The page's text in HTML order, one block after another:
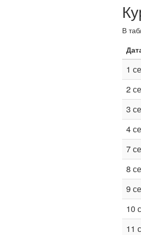
В
1
2
3
4
7
8
9
10
11